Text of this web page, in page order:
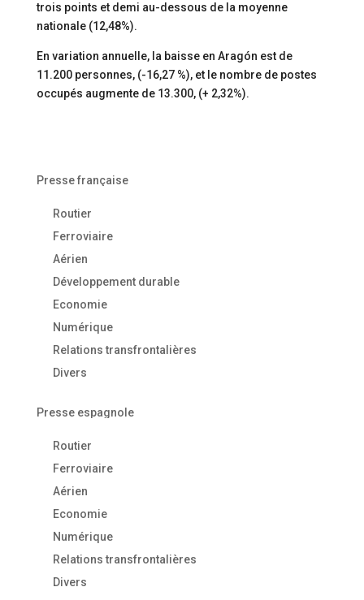
trois points et demi au-dessous de la moyenne
nationale (12,48%).
En variation annuelle, la baisse en Aragón est de
11.200 personnes, (-16,27 %), et le nombre de postes
occupés augmente de 13.300, (+ 2,32%).
Presse française
Routier
Ferroviaire
Aérien
Développement durable
Economie
Numérique
Relations transfrontalières
Divers
Presse espagnole
Routier
Ferroviaire
Aérien
Economie
Numérique
Relations transfrontalières
Divers